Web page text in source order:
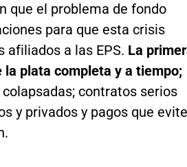
que el problema de fondo
para que esta crisis
afiliados a las EPS. La
la plata completa y a tiempo;
colapsadas; contratos serios
y privados y pagos que